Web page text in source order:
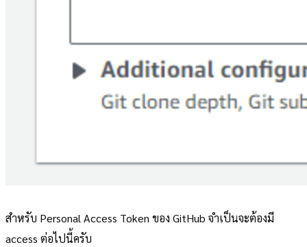
สำหรับ Personal Access Token ของ GitHub จำเป็นจะต้องมี
access ต่อไปนี้ครับ